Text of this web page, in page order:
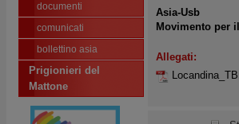
documenti
comunicati
bollettino asia
Prigionieri del
Mattone
Asia-Usb
Movimento per
Allegati: